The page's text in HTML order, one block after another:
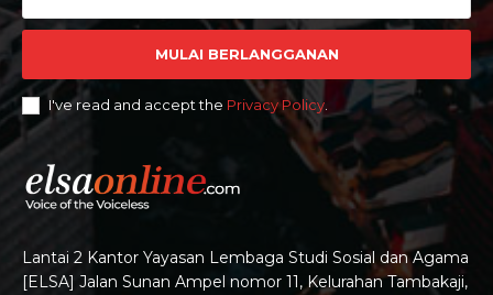
Lantai 2 Kantor Yayasan Lembaga Studi Sosial dan Agama
[ELSA] Jalan Sunan Ampel nomor 11, Kelurahan Tambakaji,
MULAI BERLANGGANAN
I've read and accept the Privacy Policy